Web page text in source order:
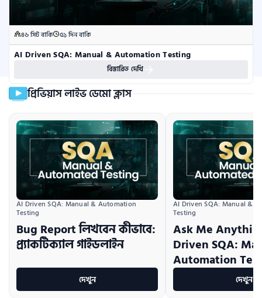
৪৬ সিট বাকি ৫১ দিন বাকি
AI Driven SQA: Manual & Automation Testing
বিস্তারিত দেখি
প্রিভিয়াস লাইভ ডেমো ক্লাস
AI Driven SQA: Manual & Automation
Testing
Bug Report লিখবেন কীভাবে:
প্র্যাকটিক্যাল গাইডলাইন
দেখুন
AI Driven SQA: Manual &
Testing
Ask Me
Driven SQA:
Automation
দেখুন